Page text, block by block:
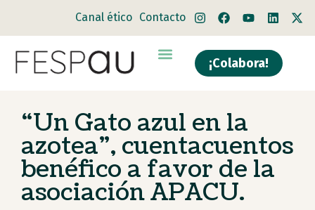
Canal ético Contacto
¡Colabora!
“Un Gato azul en la
azotea”, cuentacuentos
benéfico a favor de la
asociación APACU.